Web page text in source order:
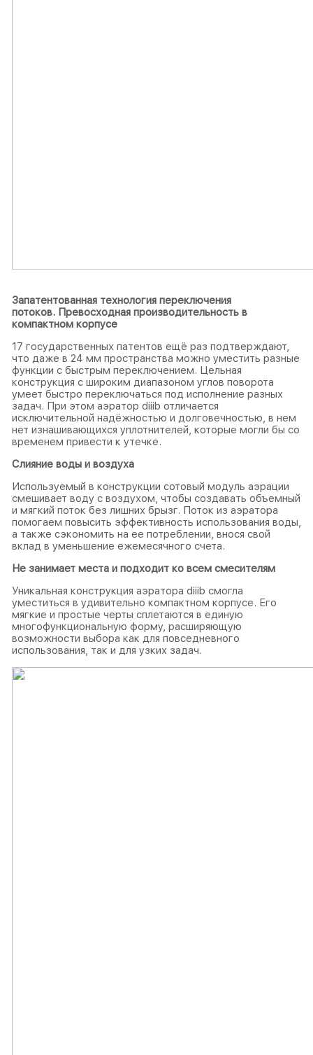
Запатентованная технология переключения
потоков. Превосходная производительность в
компактном корпусе
17 государственных патентов ещё раз подтверждают,
что даже в 24 мм пространства можно уместить разные
функции с быстрым переключением. Цельная
конструкция с широким диапазоном углов поворота
умеет быстро переключаться под исполнение разных
задач. При этом аэратор diiib отличается
исключительной надёжностью и долговечностью, в нем
нет изнашивающихся уплотнителей, которые могли бы со
временем привести к утечке.
Слияние воды и воздуха
Используемый в конструкции сотовый модуль аэрации
смешивает воду с воздухом, чтобы создавать объемный
и мягкий поток без лишних брызг. Поток из аэратора
помогаем повысить эффективность использования воды,
а также сэкономить на ее потреблении, внося свой
вклад в уменьшение ежемесячного счета.
Не занимает места и подходит ко всем смесителям
Уникальная конструкция аэратора diiib смогла
уместиться в удивительно компактном корпусе. Его
мягкие и простые черты сплетаются в единую
многофункциональную форму, расширяющую
возможности выбора как для повседневного
использования, так и для узких задач.